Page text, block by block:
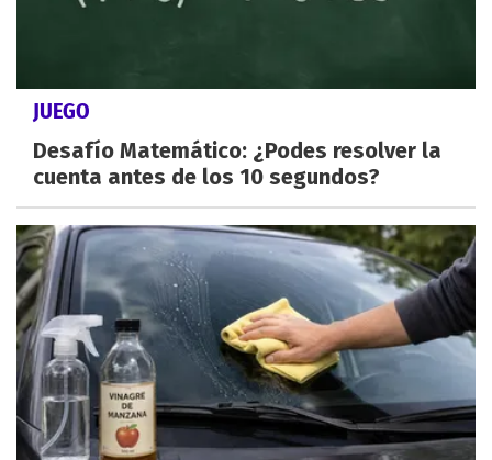
JUEGO
Desafío Matemático: ¿Podes resolver la
cuenta antes de los 10 segundos?